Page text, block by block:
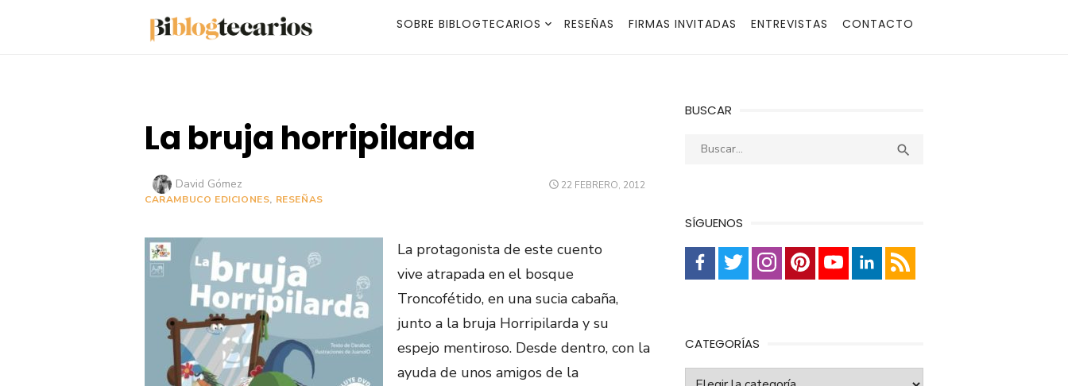
SOBRE BIBLOGTECARIOS RESEÑAS FIRMAS INVITADAS ENTREVISTAS CONTACTO
La bruja horripilarda
PUBLICADO
22 FEBRERO, 2012
Autor
David Gómez
CARAMBUCO EDICIONES, RESEÑAS
La protagonista de este cuento
vive atrapada en el bosque
Troncofétido, en una sucia cabaña,
junto a la bruja Horripilarda y su
espejo mentiroso. Desde dentro, con la
ayuda de unos amigos de la
BUSCAR
Buscar: 
SÍGUENOS
CATEGORÍAS